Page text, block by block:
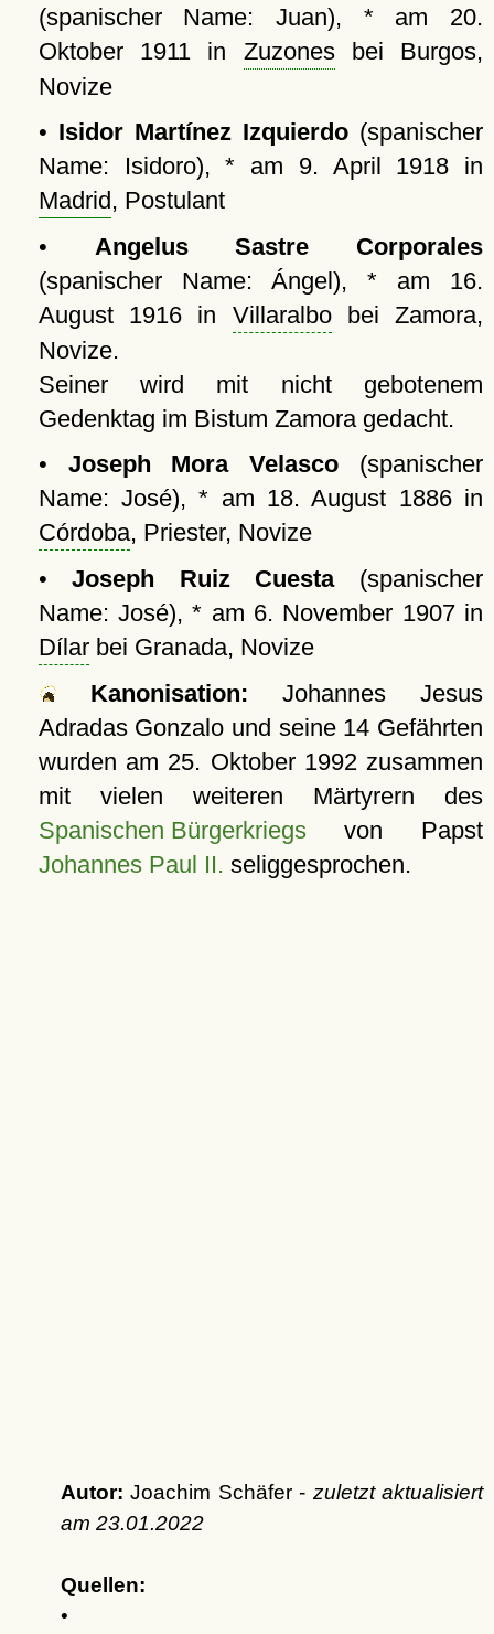
(spanischer Name: Juan), * am 20.
Oktober 1911 in Zuzonesbei Burgos,
Novize
• Isidor Martínez Izquierdo(spanischer
Name: Isidoro), * am 9. April 1918 in
Madrid, Postulant
• Angelus Sastre Corporales
(spanischer Name: Ángel), * am 16.
August 1916 in Villaralbobei Zamora,
Novize.
Seiner wird mit nicht gebotenem
Gedenktag im Bistum Zamora gedacht.
• Joseph Mora Velasco (spanischer
Name: José), * am 18. August 1886 in
Córdoba, Priester, Novize
•Joseph Ruiz Cuesta(spanischer
Name: José), * am 6. November 1907 in
Dílarbei Granada, Novize
Kanonisation: Johannes Jesus
Adradas Gonzalo und seine 14 Gefährten
wurden am 25. Oktober 1992zusammen
mit vielen weiteren Märtyrern des
Spanischen Bürgerkriegsvon Papst
Johannes Paul II. seliggesprochen.
Autor: Joachim Schäfer - zuletzt aktualisiert
am 23.01.2022
Quellen:
•